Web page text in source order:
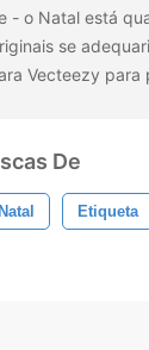
- o Natal está
se
Vecteezy para
De
Etiqueta